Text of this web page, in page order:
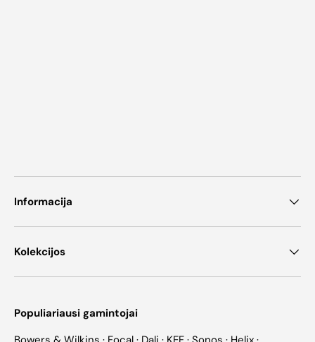
Informacija
Kolekcijos
Populiariausi gamintojai